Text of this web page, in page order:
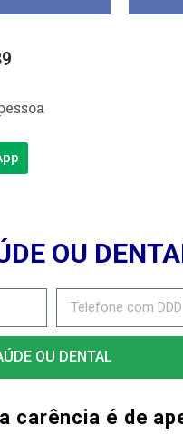
OU
OU DENTAL
a carência é de